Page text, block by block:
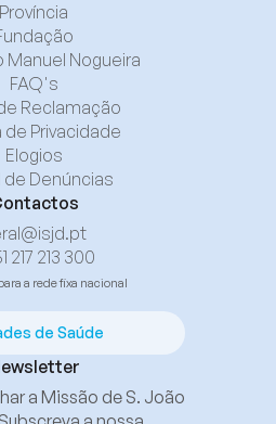
Província
Manuel Nogueira
FAQ's
Reclamação
de Privacidade
Elogios
de Denúncias
217 213 300
a rede fixa nacional
de Saúde
a Missão de S. João